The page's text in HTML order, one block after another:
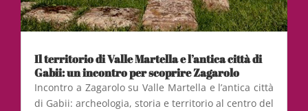
Il territorio di Valle Martella e l’antica città di
Gabii: un incontro per scoprire Zagarolo
Incontro a Zagarolo su Valle Martella e l’antica città
di Gabii: archeologia, storia e territorio al centro del